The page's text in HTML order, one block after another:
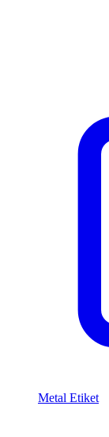
Metal Etiket